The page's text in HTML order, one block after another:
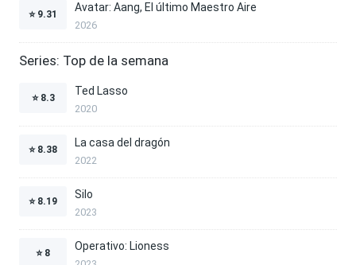
⭐ 9.31
Avatar: Aang, El último Maestro Aire
2026
Series: Top de la semana
⭐ 8.3
Ted Lasso
2020
⭐ 8.38
La casa del dragón
2022
⭐ 8.19
Silo
2023
⭐ 8
Operativo: Lioness